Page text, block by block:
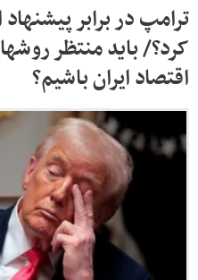
ترامپ در برابر
کرد؟/ باید منتظر
اقتصاد ایران باشیم؟